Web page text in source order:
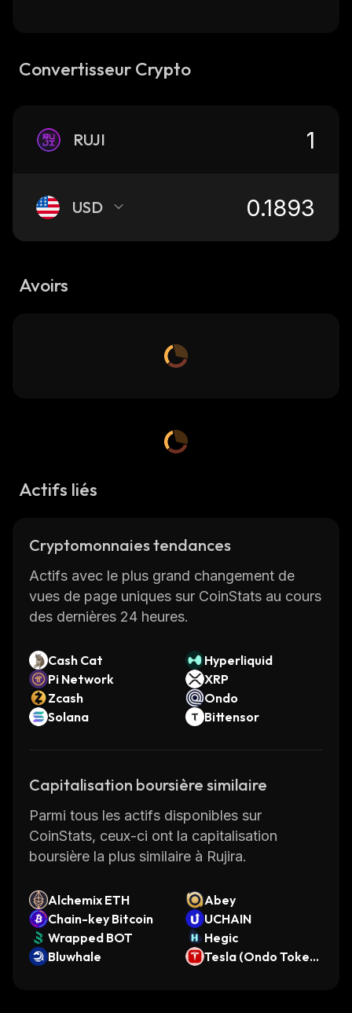
Convertisseur Crypto
RUJI
USD
Avoirs
Actifs liés
Cryptomonnaies tendances
Actifs avec le plus grand changement de
vues de page uniques sur CoinStats au cours
des dernières 24 heures.
Cash Cat
Hyperliquid
Pi Network
XRP
Zcash
Ondo
Solana
Bittensor
Capitalisation boursière similaire
Parmi tous les actifs disponibles sur
CoinStats, ceux-ci ont la capitalisation
boursière la plus similaire à Rujira.
Alchemix ETH
Abey
Chain-key Bitcoin
UCHAIN
Wrapped BOT
Hegic
Bluwhale
Tesla (Ondo Tokeni